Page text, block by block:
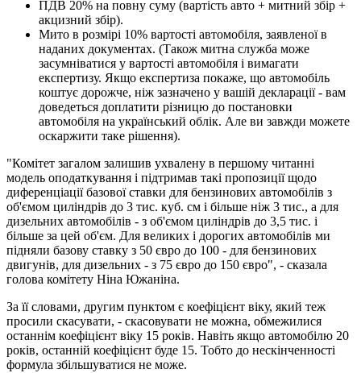
ПДВ 20% на повну суму (вартість авто + митний збір +
акцизний збір).
Мито в розмірі 10% вартості автомобіля, заявленої в
наданих документах. (Також митна служба може
засумніватися у вартості автомобіля і вимагати
експертизу. Якщо експертиза покаже, що автомобіль
коштує дорожче, ніж зазначено у вашій декларації - вам
доведеться доплатити різницю до постановки
автомобіля на український облік. Але ви завжди можете
оскаржити таке рішення).
"Комітет загалом залишив ухвалену в першому читанні
модель оподаткування і підтримав такі пропозиції щодо
диференціації базової ставки для бензинових автомобілів з
об'ємом циліндрів до 3 тис. куб. см і більше ніж 3 тис., а для
дизельних автомобілів - з об'ємом циліндрів до 3,5 тис. і
більше за цей об'єм. Для великих і дорогих автомобілів ми
підняли базову ставку з 50 євро до 100 - для бензинових
двигунів, для дизельних - з 75 євро до 150 євро", - сказала
голова комітету Ніна Южаніна.
За її словами, другим пунктом є коефіцієнт віку, який теж
просили скасувати, - скасовувати не можна, обмежилися
останнім коефіцієнт віку 15 років. Навіть якщо автомобілю 20
років, останній коефіцієнт буде 15. Тобто до нескінченності
формула збільшуватися не може.